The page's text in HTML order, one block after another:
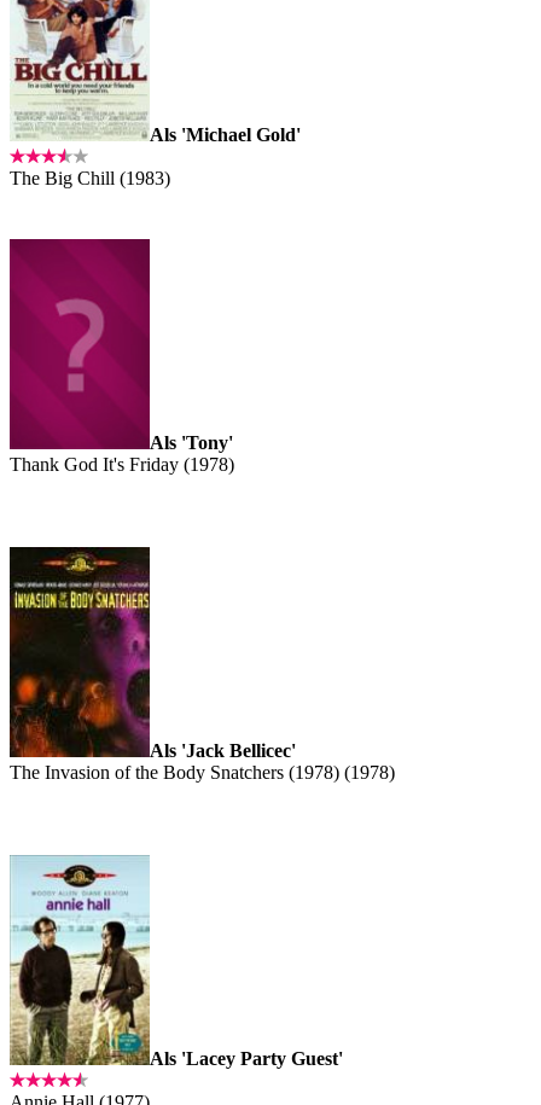
Als 'Michael Gold'
The Big Chill (1983)
Als 'Tony'
Thank God It's Friday (1978)
Als 'Jack Bellicec'
The Invasion of the Body Snatchers (1978) (1978)
Als 'Lacey Party Guest'